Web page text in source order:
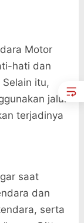
Motor
hati dan
itu,
jalur
terjadinya
saat
dan
serta